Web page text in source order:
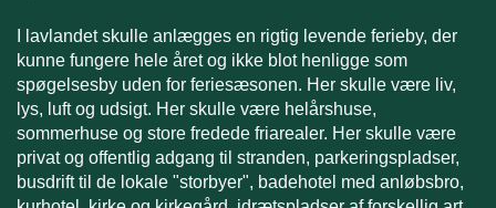
I lavlandet skulle anlægges en rigtig levende ferieby, der
kunne fungere hele året og ikke blot henligge som
spøgelsesby uden for feriesæsonen. Her skulle være liv,
lys, luft og udsigt. Her skulle være helårshuse,
sommerhuse og store fredede friarealer. Her skulle være
privat og offentlig adgang til stranden, parkeringspladser,
busdrift til de lokale "storbyer", badehotel med anløbsbro,